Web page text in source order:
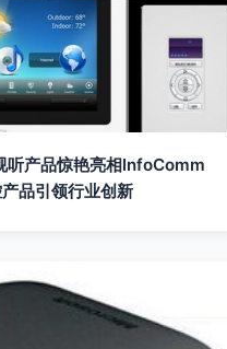
听产品惊艳亮相InfoComm
品引领行业创新